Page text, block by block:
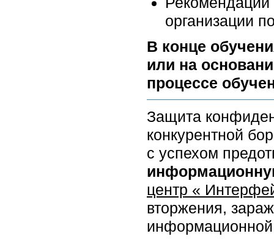
организации
В конце
или на
процессе
Защита
конкурентной
с успехом
центр «
вторжения,
информационной